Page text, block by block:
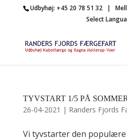
Udbyhøj: +45 20 78 51 32 |
Select
TYVSTART 1/5 PÅ
26-04-2021 | Randers Fjords
Vi tyvstarter den